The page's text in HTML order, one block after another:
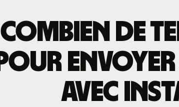
Combien de
pour
avec